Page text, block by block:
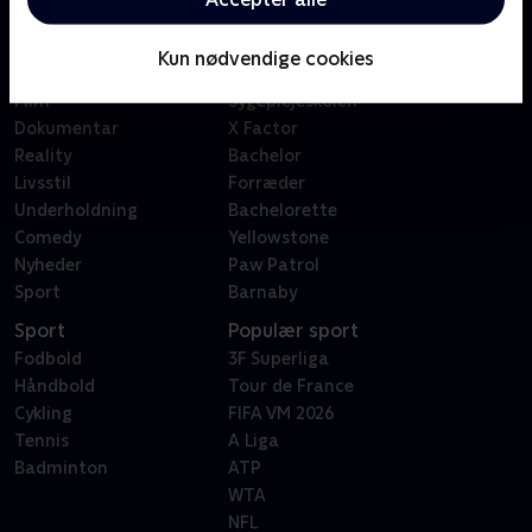
Kun nødvendige cookies
Kategorier
Film
Dokumentar
Reality
Livsstil
Underholdning
Comedy
Nyheder
Sport
Badehotellet
Sygeplejeskolen
X Factor
Bachelor
Forræder
Bachelorette
Yellowstone
Paw Patrol
Barnaby
Sport
Fodbold
Håndbold
Cykling
Tennis
Badminton
Populær sport
3F Superliga
Tour de France
FIFA VM 2026
A Liga
ATP
WTA
NFL